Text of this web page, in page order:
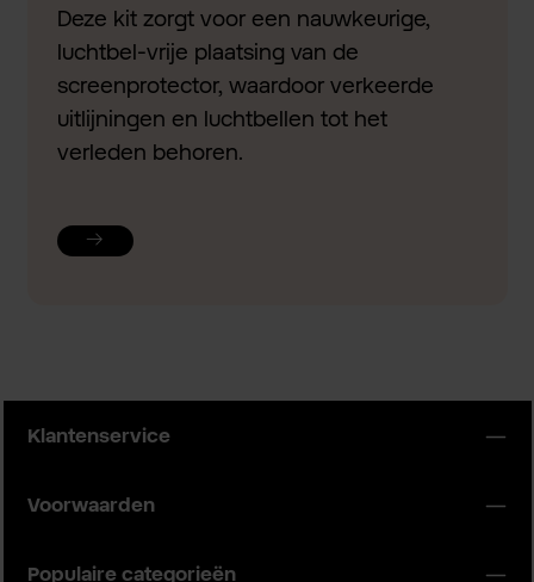
Deze kit zorgt voor een nauwkeurige,
luchtbel-vrije plaatsing van de
screenprotector, waardoor verkeerde
uitlijningen en luchtbellen tot het
verleden behoren.
Klantenservice
Voorwaarden
Populaire categorieën